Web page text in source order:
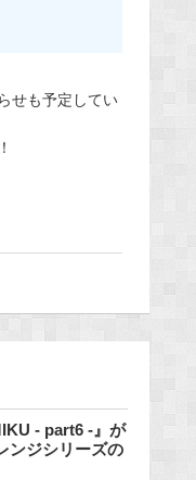
せも予定してい
- part6 -』が
ンジシリーズの